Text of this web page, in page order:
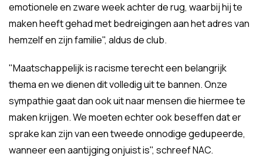
emotionele en zware week achter de rug, waarbij hij te
maken heeft gehad met bedreigingen aan het adres van
hemzelf en zijn familie", aldus de club.
"Maatschappelijk is racisme terecht een belangrijk
thema en we dienen dit volledig uit te bannen. Onze
sympathie gaat dan ook uit naar mensen die hiermee te
maken krijgen. We moeten echter ook beseffen dat er
sprake kan zijn van een tweede onnodige gedupeerde,
wanneer een aantijging onjuist is", schreef NAC.